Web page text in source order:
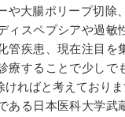
や大腸ポリープ切除
ィスペプシアや過敏
管疾患、現在注目を
療することで少しで
ればと考えておりま
ある日本医科大学武